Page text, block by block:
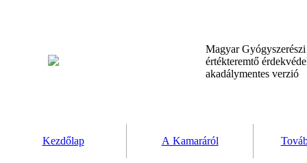
Magyar
értékteremtő
akadálymentes verzió
Kezdőlap A Kamaráról